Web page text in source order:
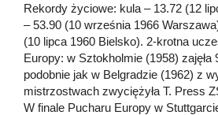
Rekordy życiowe: kula – 13.72 (12
– 53.90 (10 września 1966
(10 lipca 1960 Bielsko). 2-krotna
Europy: w Sztokholmie (1958) zajęła
podobnie jak w Belgradzie (1962) z
mistrzostwach zwyciężyła T. Press
W finale Pucharu Europy w